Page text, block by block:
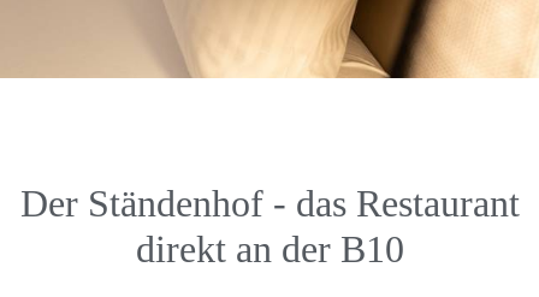
Der Ständenhof - das Restaurant
direkt an der B10